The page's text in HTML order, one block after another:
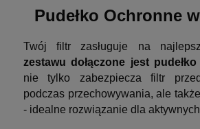
Pudełko Ochronne
Twój filtr zasługuje na
zestawu dołączone jest
nie tylko zabezpiecza filtr
podczas przechowywania, ale
- idealne rozwiązanie dla